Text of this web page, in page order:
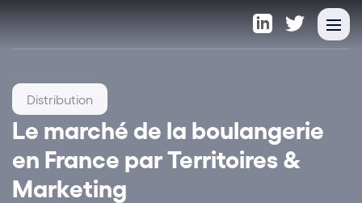
Le marché de la boulangerie
en France par Territoires &
Marketing
Distribution